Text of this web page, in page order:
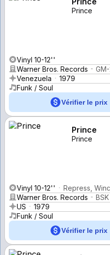
Prince
Vinyl 10-12''
Warner Bros. Records
Venezuela
1979
Funk / Soul
Vérifier le prix
Prince
Prince
Vinyl 10-12''
Repress,
Warner Bros. Records
US
1979
Funk / Soul
Vérifier le prix